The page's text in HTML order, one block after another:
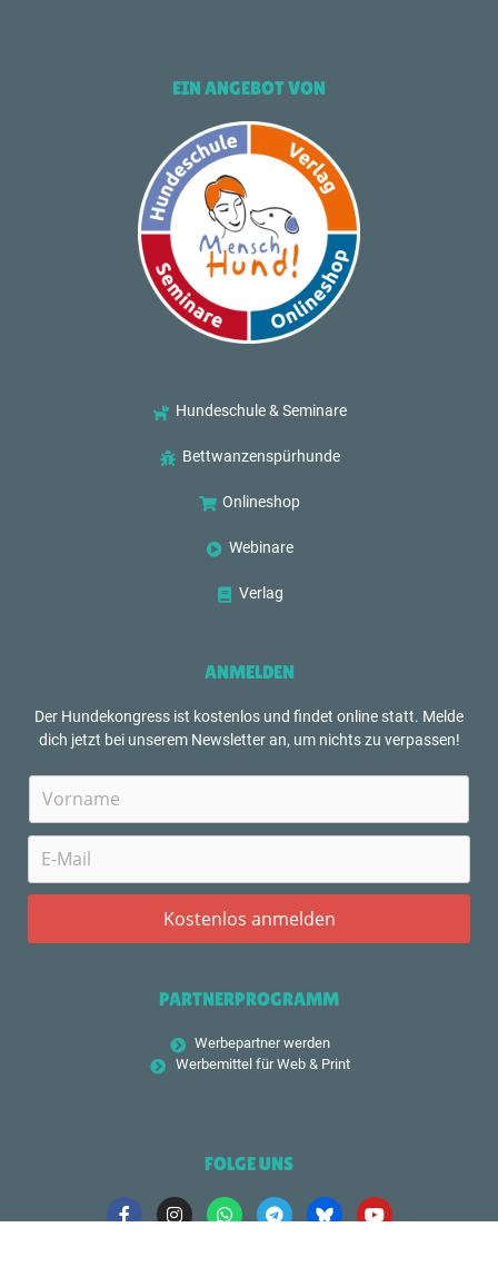
EIN ANGEBOT VON
Hundeschule & Seminare
Bettwanzenspürhunde
Onlineshop
Webinare
Verlag
ANMELDEN
Der Hundekongress ist kostenlos und findet online statt. Melde
dich jetzt bei unserem Newsletter an, um nichts zu verpassen!
PARTNERPROGRAMM
Werbepartner werden
Werbemittel für Web & Print
FOLGE UNS